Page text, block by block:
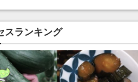
スランキング